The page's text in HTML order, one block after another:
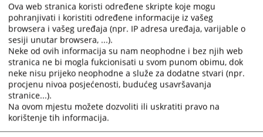
Ova web stranica koristi određene skripte koje mogu
pohranjivati i koristiti određene informacije iz vašeg
browsera i vašeg uređaja (npr. IP adresa uređaja, varijable o
sesiji unutar browsera, ...).
Neke od ovih informacija su nam neophodne i bez njih web
stranica ne bi mogla fukcionisati u svom punom obimu, dok
neke nisu prijeko neophodne a služe za dodatne stvari (npr.
procjenu nivoa posjećenosti, budućeg usavršavanja
stranice...).
Na ovom mjestu možete dozvoliti ili uskratiti pravo na
korištenje tih informacija.